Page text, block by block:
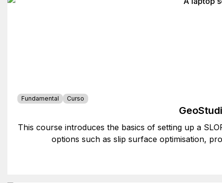
Fundamental Curso
This course introduces the basics of setting up a
options such as slip surface optimisation,